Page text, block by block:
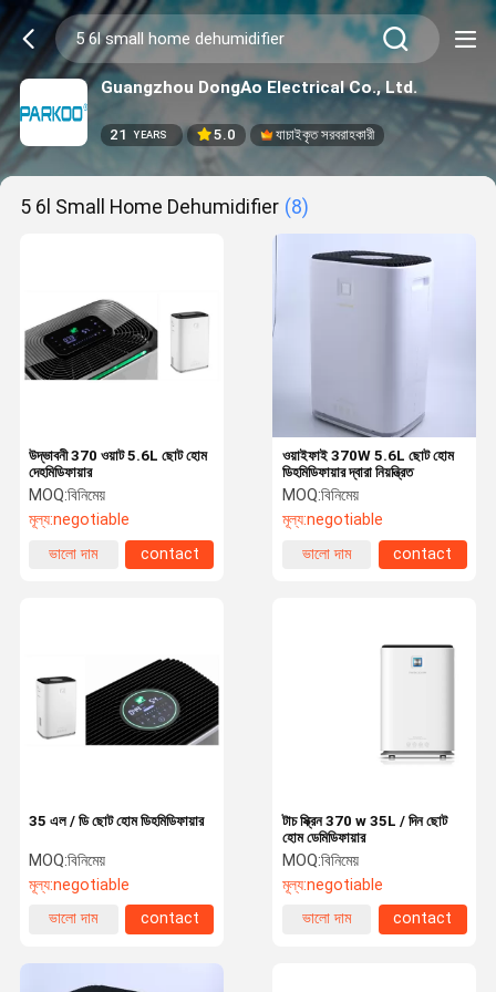
Guangzhou DongAo Electrical Co., Ltd.
21 YEARS 5.0 যাচাইকৃত সরবরাহকারী
5 6l Small Home Dehumidifier (8)
উদ্ভাবনী 370 ওয়াট 5.6L ছোট হোম
দেহমিডিফায়ার
MOQ:বিনিমেয়
মূল্য:negotiable
ভালো দাম
contact
ওয়াইফাই 370W 5.6L ছোট হোম
ডিহমিডিফায়ার দ্বারা নিয়ন্ত্রিত
MOQ:বিনিমেয়
মূল্য:negotiable
ভালো দাম
contact
35 এল / ডি ছোট হোম ডিহমিডিফায়ার
MOQ:বিনিমেয়
মূল্য:negotiable
ভালো দাম
contact
টাচ স্ক্রিন 370 w 35L / দিন ছোট
হোম ডেমিডিফায়ার
MOQ:বিনিমেয়
মূল্য:negotiable
ভালো দাম
contact